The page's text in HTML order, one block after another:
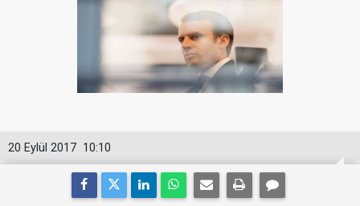
10:10
20 Eylül 2017